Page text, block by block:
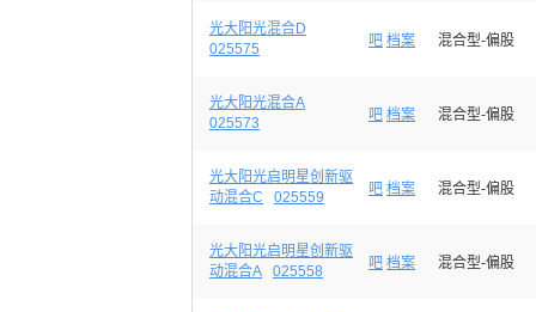
光大阳光混合D
025575
吧 档案 混合型-偏股
光大阳光混合A
025573
吧 档案 混合型-偏股
光大阳光启明星创新驱
动混合C
025559 吧 档案 混合型-偏股
光大阳光启明星创新驱
动混合A
025558 吧 档案 混合型-偏股